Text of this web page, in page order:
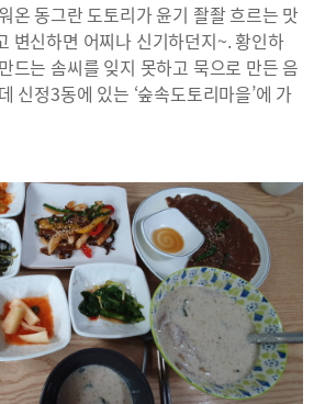
온 동그란 도토리가 윤기 좔좔 흐르는 맛
변신하면 어찌나 신기하던지~. 황인하
드는 솜씨를 잊지 못하고 묵으로 만든 음
신정3동에 있는 ‘숲속도토리마을’에 가